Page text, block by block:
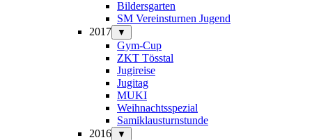
Bildersgarten
SM Vereinsturnen Jugend
2017
▼
Gym-Cup
ZKT Tösstal
Jugireise
Jugitag
MUKI
Weihnachtsspezial
Samiklausturnstunde
2016
▼